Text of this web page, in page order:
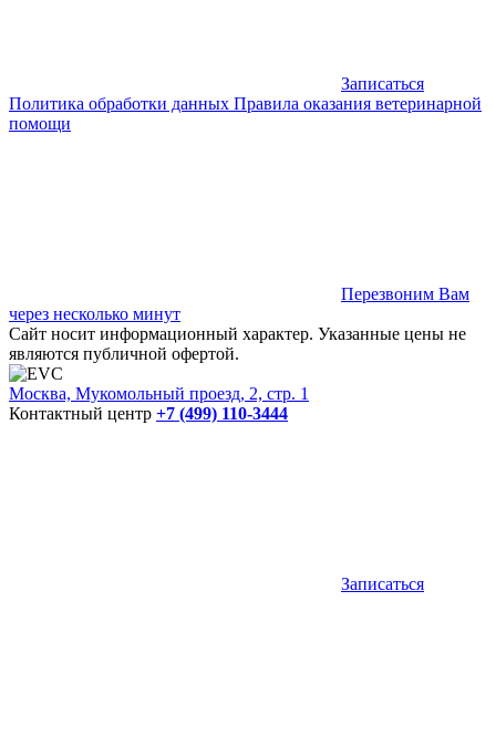
Записаться
Политика обработки данных Правила оказания ветеринарной
помощи
Перезвоним Вам
через несколько минут
Сайт носит информационный характер. Указанные цены не
являются публичной офертой.
Москва, Мукомольный проезд, 2, стр. 1
Контактный центр +7 (499) 110-3444
Записаться